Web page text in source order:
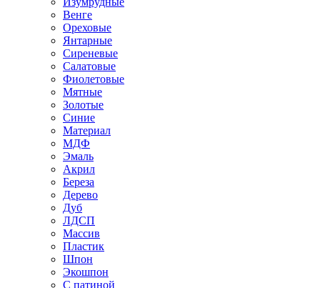
Венге
Ореховые
Янтарные
Сиреневые
Салатовые
Фиолетовые
Мятные
Золотые
Синие
Материал
МДФ
Эмаль
Акрил
Береза
Дерево
Дуб
ЛДСП
Массив
Пластик
Шпон
Экошпон
С патиной